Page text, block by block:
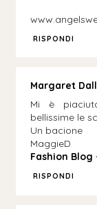
RISPONDI
Margaret
Mi è
bellissime le
Un bacione
MaggieD
Fashion
RISPONDI